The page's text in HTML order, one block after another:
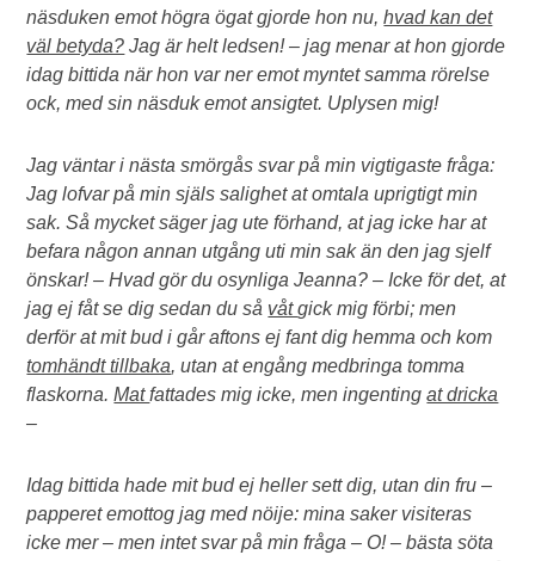
näsduken emot högra ögat gjorde hon nu,hvad kan det
väl betyda? Jag är helt ledsen! – jag menar at hon gjorde
idag bittida när hon var ner emot myntet samma rörelse
ock, med sin näsduk emot ansigtet. Uplysen mig!
Jag väntar i nästa smörgås svar på min vigtigaste fråga:
Jag lofvar på min själs salighet at omtala uprigtigt min
sak. Så mycket säger jag ute förhand, at jag icke har at
befara någon annan utgång uti min sak än den jag sjelf
önskar! – Hvad gör du osynliga Jeanna? – Icke för det, at
jag ej fåt se dig sedan du så våtgick mig förbi; men
derför at mit bud i går aftons ej fant dig hemma och kom
tomhändt tillbaka, utan at engång medbringa tomma
flaskorna.Matfattades mig icke, men ingentingat dricka
–
Idag bittida hade mit bud ej heller sett dig, utan din fru –
papperet emottog jag med nöije: mina saker visiteras
icke mer – men intet svar på min fråga – O! – bästa söta